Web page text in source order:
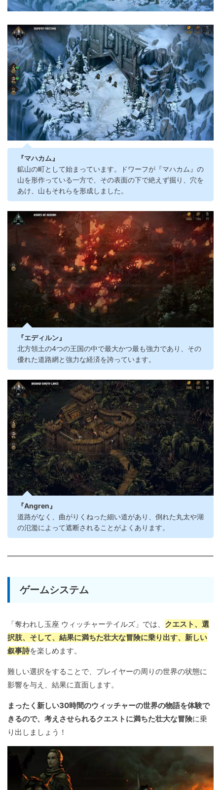
『マハカム』
鉱山の町として始まっています。ドワーフが『マハカム』の
山を形作っている一方で、その表面の下で絶えず掘り、穴を
あけ、山もそれらを形成しました。
『エディルン』
北方領土の4つの王国の中で最大かつ最も強力であり、その
優れた道路網と強力な経済を誇っています。
『Angren』
道路がなく、曲がりくねった細い道があり、倒れた丸太や湖
の氾濫によって遮断されることがよくあります。
ゲームシステム
「奪われし玉座 ウィッチャーテイルズ」では、 クエスト、選
択肢、そして、結果に満ちた壮大な冒険に乗り出す、新しい
叙事詩を楽しめます。
難しい選択をすることで、プレイヤーの周りの世界の状態に
影響を与え、結果に直面します。
まったく新しい30時間のウィッチャーの世界の物語を体験で
きるので、考えさせられるクエストに満ちた壮大な冒険に乗
り出しましょう！